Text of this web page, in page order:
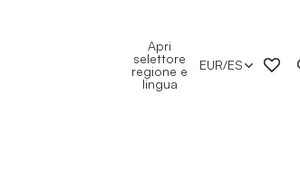
Apri
selettore
regione e
lingua
EUR/ES